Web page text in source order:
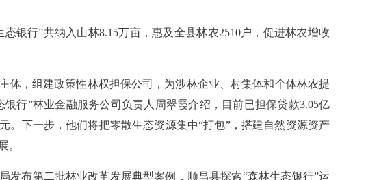
态银行”共纳入山林8.15万亩，惠及全县林农2510户，促进林农增收
体，组建政策性林权担保公司，为涉林企业、村集体和个体林农提
行”林业金融服务公司负责人周翠霞介绍，目前已担保贷款3.05亿
。下一步，他们将把零散生态资源集中“打包”，搭建自然资源资产
。
发布第二批林业改革发展典型案例，顺昌县探索“森林生态银行”运